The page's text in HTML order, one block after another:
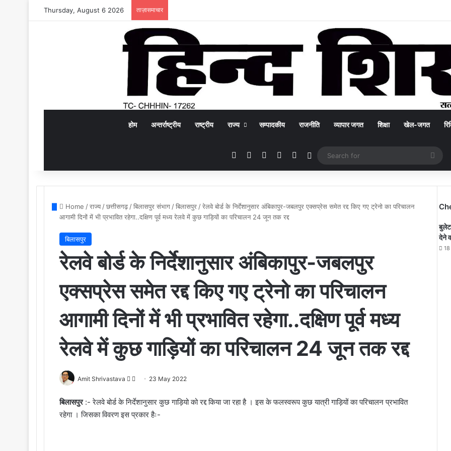
Thursday, August 6 2026 ताज़ासमाचार
होम अन्तर्राष्ट्रीय राष्ट्रीय राज्य सम्पादकीय राजनीति व्यापार जगत शिक्षा खेल-जगत
Facebook YouTubeInstagramWhatsApp
Switch skin
for
Home /राज्य/छत्तीसगढ़/बिलासपुर संभाग/बिलासपुर/रेलवे बोर्ड के निर्देशानुसार अंबिकापुर-जबलपुर एक्सप्रेस समेत रद्द किए गए ट्रेनो का परिचालन
आगामी दिनों में भी प्रभावित रहेगा..दक्षिण पूर्व मध्य रेलवे में कुछ गाड़ियों का परिचालन 24 जून तक रद्द
बिलासपुर
रेलवे बोर्ड के निर्देशानुसार अंबिकापुर-जबलपुर
एक्सप्रेस समेत रद्द किए गए ट्रेनो का परिचालन
आगामी दिनों में भी प्रभावित रहेगा..दक्षिण पूर्व मध्य
रेलवे में कुछ गाड़ियों का परिचालन 24 जून तक रद्द
Amit Shrivastava
F
l
l
n
d
23 May 2022
बिलासपुर:- रेलवे बोर्ड के निर्देशानुसार कुछ गाड़ियो को रद्द किया जा रहा है । इस के फलस्वरूप कुछ यात्री गाड़ियों का परिचालन प्रभावित
रहेगा । जिसका विवरण इस प्रकार हैः-
देने